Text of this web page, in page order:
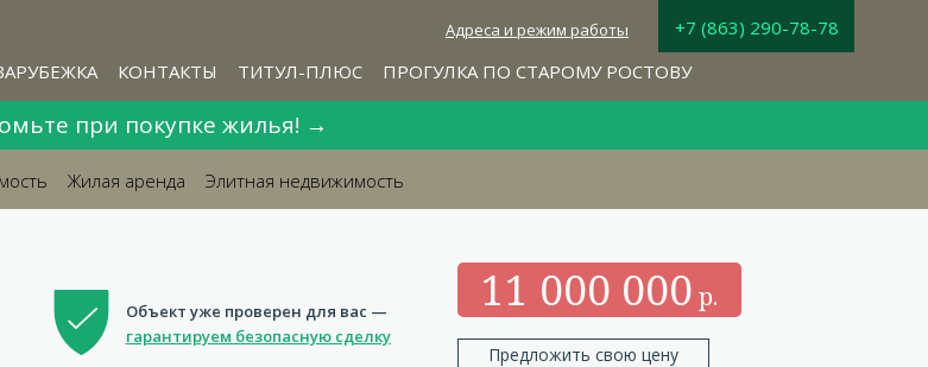
КОНТАКТЫ ТИТУЛ-ПЛЮС ПРОГУЛКА ПО СТАРОМУ РОСТОВУ
+7 (863) 290-78-78
Адреса и режим работы
при покупке жилья! →
Жилая аренда Элитная недвижимость
11 000 000
Предложить свою цену

Объект уже проверен для вас —
гарантируем безопасную сделку